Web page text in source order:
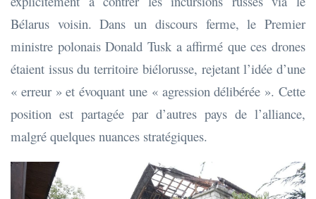
Bélarus voisin. Dans un discours ferme, le Premier
ministre polonais Donald Tusk a affirmé que ces drones
étaient issus du territoire biélorusse, rejetant l’idée d’une
« erreur » et évoquant une « agression délibérée ». Cette
position est partagée par d’autres pays de l’alliance,
malgré quelques nuances stratégiques.